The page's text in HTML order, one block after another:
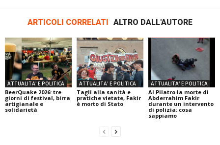
ARTICOLI CORRELATI ALTRO DALL'AUTORE
ATTUALITA' E POLITICA
BeerQuake 2026: tre
giorni di festival, birra
artigianale e
solidarietà
ATTUALITA' E POLITICA
Tagli alla sanità e
pratiche vietate, Fakir
è morto di Stato
ATTUALITA' E POLITICA
Al Pilatro la morte di
Abderrahim Fakir
durante un intervento
di polizia: cosa
sappiamo